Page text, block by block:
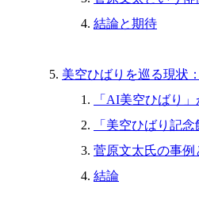
結論と期待
美空ひばりを巡る現状
「AI美空ひばり
「美空ひばり記
菅原文太氏の事
結論